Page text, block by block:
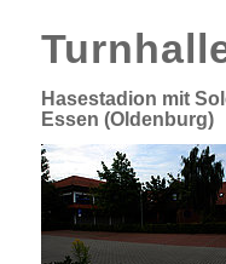
Hasestadion mit
Essen (Oldenburg)